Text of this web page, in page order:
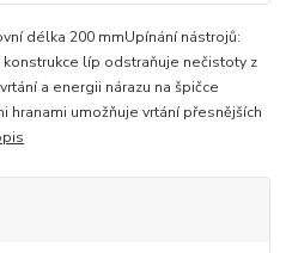
délka 200 mmUpínání nástrojů:
konstrukce líp odstraňuje nečistoty z
a energii nárazu na špičce
hranami umožňuje vrtání přesnějších